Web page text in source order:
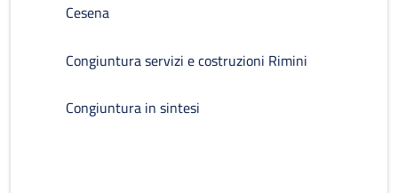
Cesena
Congiuntura servizi e costruzioni Rimini
Congiuntura in sintesi